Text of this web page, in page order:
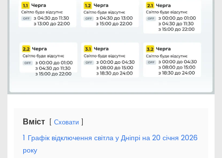
Вміст Сховати
1 Графік відключення світла у Дніпрі на 20 січня 2026
року